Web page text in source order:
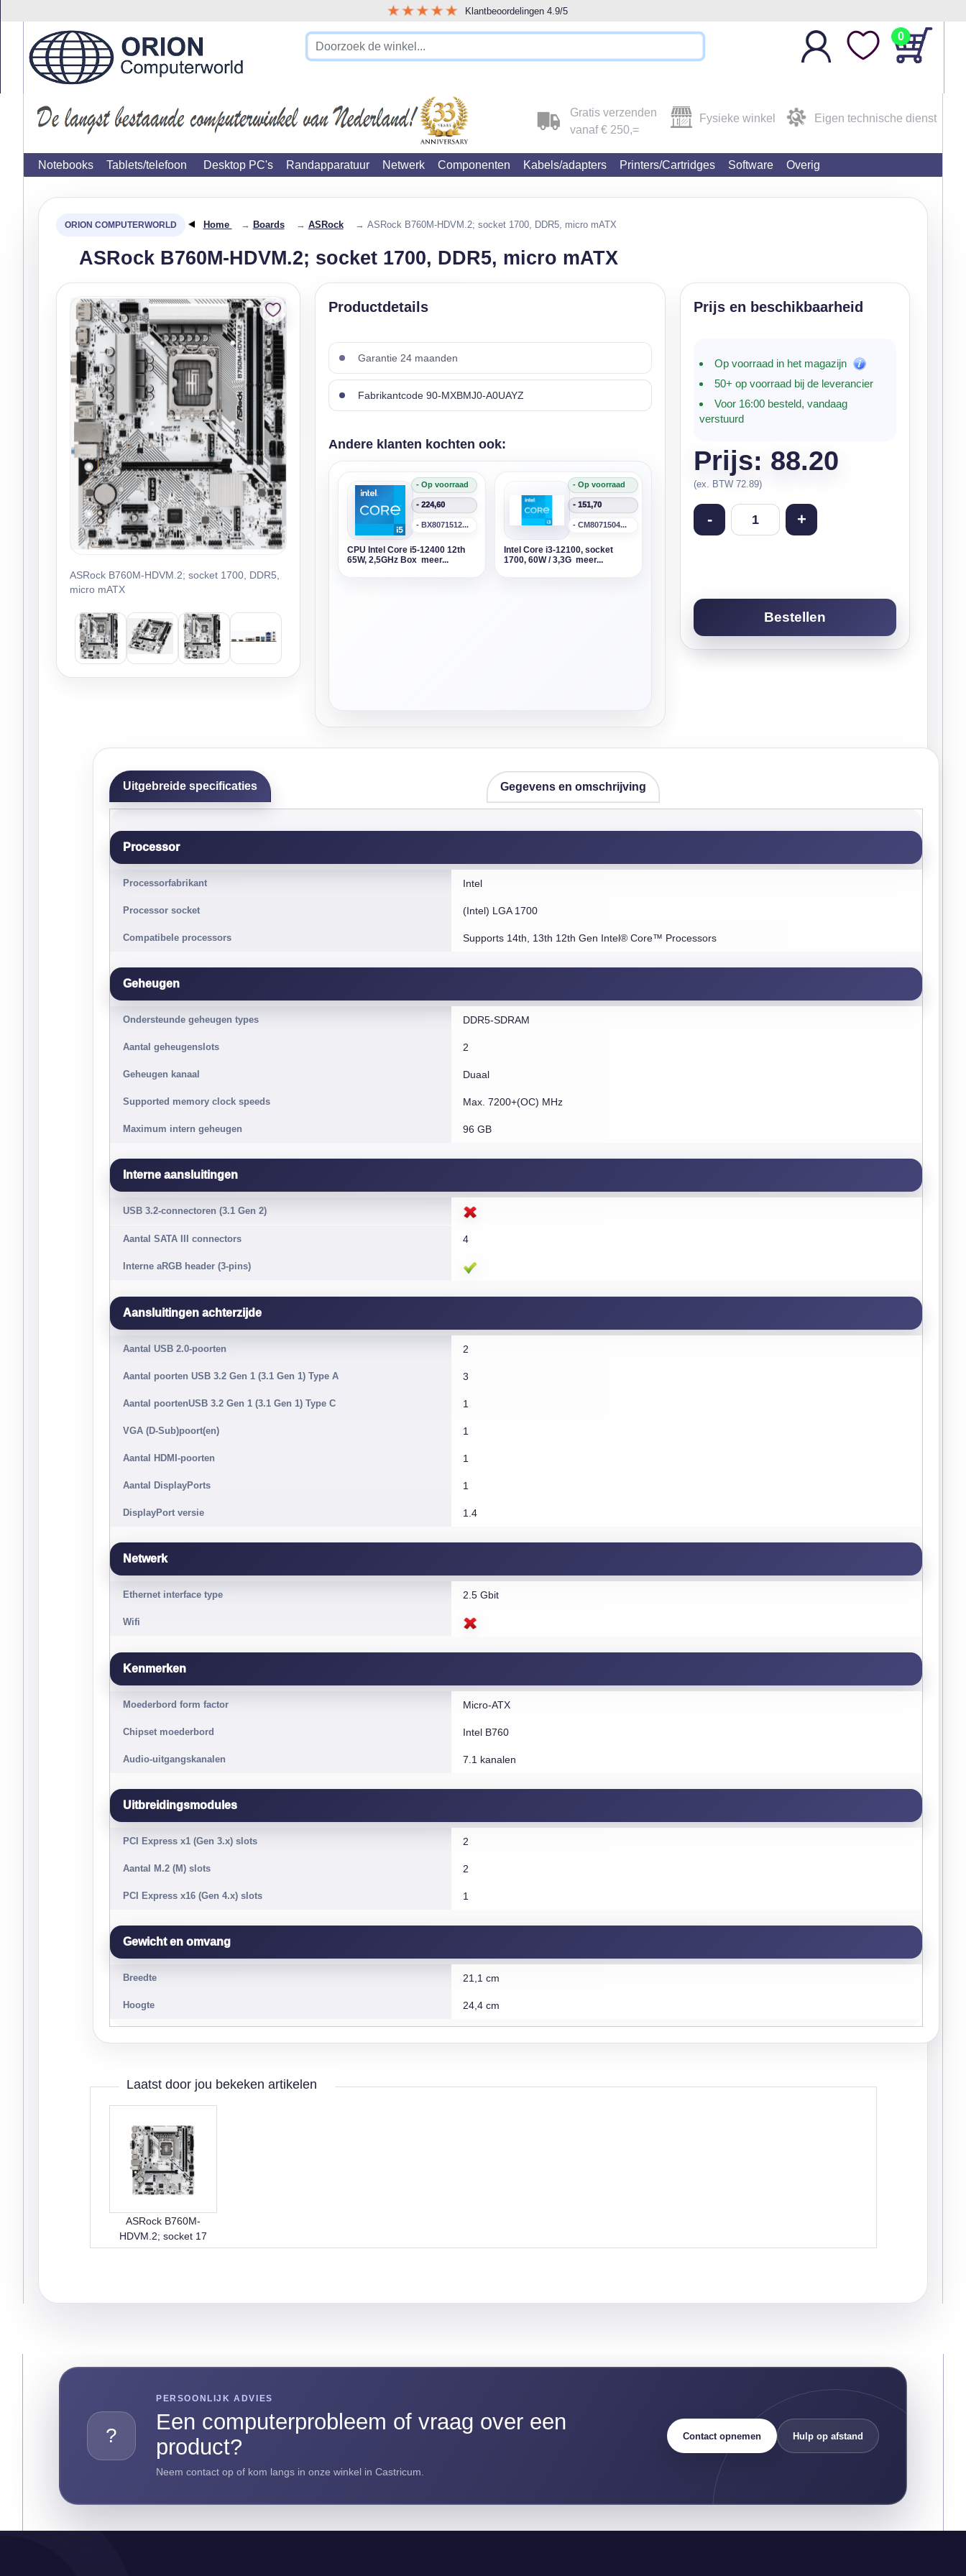
Klantbeoordelingen 4.9/5
!!!!! LET OP!!! WIJ ZIJN VERHUISD !!!!! 0
Gratis verzenden
vanaf € 250,=
Fysieke winkel Eigen technische dienst
Notebooks Tablets/telefoon Desktop PC's Randapparatuur Netwerk Componenten Kabels/adapters Printers/Cartridges Software Overig
Home → Boards → ASRock → ASRock B760M-HDVM.2; socket 1700, DDR5, micro mATX
ASRock B760M-HDVM.2; socket 1700, DDR5, micro mATX
ASRock B760M-HDVM.2; socket 1700, DDR5,
micro mATX
Garantie 24 maanden
Fabrikantcode 90-MXBMJ0-A0UAYZ
Andere klanten kochten ook:
CPU Intel Core i5-12400 12th
65W, 2,5GHz Box meer...
- Op voorraad
- 224,60
- BX8071512...
Intel Core i3-12100, socket
1700, 60W / 3,3G meer...
- Op voorraad
- 151,70
- CM8071504...
Op voorraad in het magazijn
50+ op voorraad bij de leverancier
Voor 16:00 besteld, vandaag
verstuurd
Prijs: 88.20
(ex. BTW 72.89)
- +
Bestellen
Uitgebreide specificaties Gegevens en omschrijving
Processor
Processorfabrikant Intel
Processor socket (Intel) LGA 1700
Compatibele processors Supports 14th, 13th 12th Gen Intel® Core™ Processors
Geheugen
Ondersteunde geheugen types DDR5-SDRAM
Aantal geheugenslots 2
Geheugen kanaal Duaal
Supported memory clock speeds Max. 7200+(OC) MHz
Maximum intern geheugen 96 GB
Interne aansluitingen
USB 3.2-connectoren (3.1 Gen 2)
Aantal SATA III connectors 4
Interne aRGB header (3-pins)
Aansluitingen achterzijde
Aantal USB 2.0-poorten 2
Aantal poorten USB 3.2 Gen 1 (3.1 Gen 1) Type A 3
Aantal poortenUSB 3.2 Gen 1 (3.1 Gen 1) Type C 1
VGA (D-Sub)poort(en) 1
Aantal HDMI-poorten 1
Aantal DisplayPorts 1
DisplayPort versie 1.4
Netwerk
Ethernet interface type 2.5 Gbit
Wifi
Kenmerken
Moederbord form factor Micro-ATX
Chipset moederbord Intel B760
Audio-uitgangskanalen 7.1 kanalen
Uitbreidingsmodules
PCI Express x1 (Gen 3.x) slots 2
Aantal M.2 (M) slots 2
PCI Express x16 (Gen 4.x) slots 1
Gewicht en omvang
Breedte 21,1 cm
Hoogte 24,4 cm
Laatst door jou bekeken artikelen
ASRock B760M-
HDVM.2; socket 17
(meer...)
?
PERSOONLIJK ADVIES
Een computerprobleem of vraag over een
product?
Neem contact op of kom langs in onze winkel in Castricum.
Contact opnemen Hulp op afstand